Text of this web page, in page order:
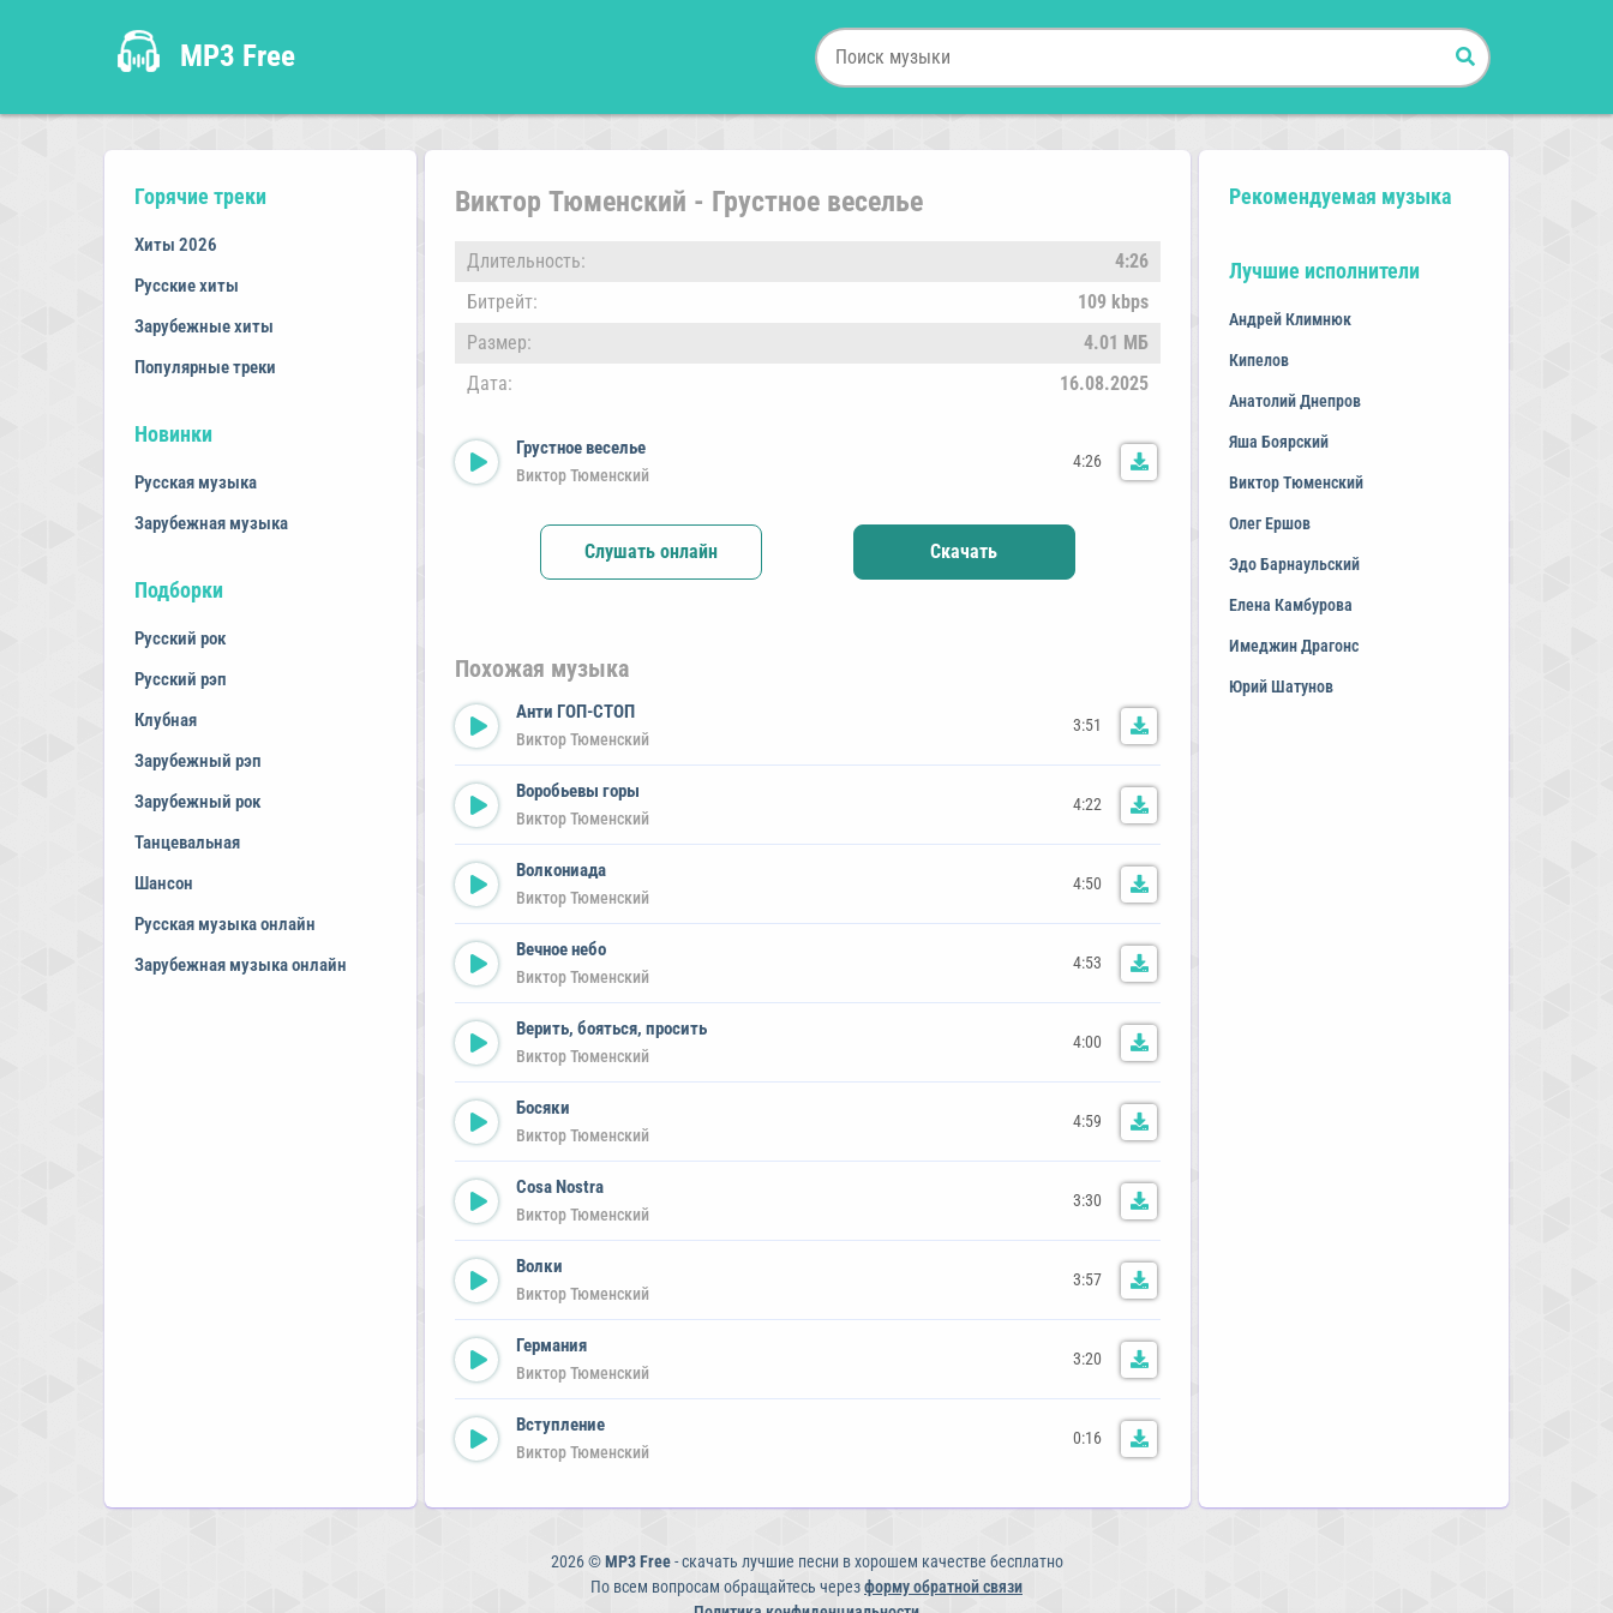
MP3 Free
Горячие треки
Хиты 2026
Русские хиты
Зарубежные хиты
Популярные треки
Новинки
Русская музыка
Зарубежная музыка
Подборки
Русский рок
Русский рэп
Клубная
Зарубежный рэп
Зарубежный рок
Танцевальная
Шансон
Русская музыка онлайн
Зарубежная музыка онлайн
Виктор Тюменский - Грустное веселье
Длительность:
4:26
Битрейт:
109 kbps
Размер:
4.01 МБ
Дата:
16.08.2025
Грустное веселье
Виктор Тюменский
4:26
Слушать онлайн Скачать
Похожая музыка
Анти ГОП-СТОП
Виктор Тюменский
3:51
Воробьевы горы
Виктор Тюменский
4:22
Волкониада
Виктор Тюменский
4:50
Вечное небо
Виктор Тюменский
4:53
Верить, бояться, просить
Виктор Тюменский
4:00
Босяки
Виктор Тюменский
4:59
Cosa Nostra
Виктор Тюменский
3:30
Волки
Виктор Тюменский
3:57
Германия
Виктор Тюменский
3:20
Вступление
Виктор Тюменский
0:16
Рекомендуемая музыка
Лучшие исполнители
Андрей Климнюк
Кипелов
Анатолий Днепров
Яша Боярский
Виктор Тюменский
Олег Ершов
Эдо Барнаульский
Елена Камбурова
Имеджин Драгонс
Юрий Шатунов
2026 ©MP3 Free- скачать лучшие песни в хорошем качестве бесплатно
По всем вопросам обращайтесь черезформу обратной связи